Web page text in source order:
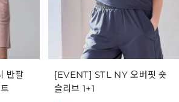
반팔
[EVENT] STL NY 오버핏 숏
슬리브 1+1